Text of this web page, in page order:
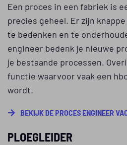
Een proces in een fabriek is
precies geheel. Er zijn
te bedenken en te
engineer bedenk je nieuwe
je bestaande processen.
functie waarvoor vaak een
wordt.
BEKIJK DE PROCES ENGINEER
PLOEGLEIDER